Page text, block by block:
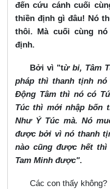
đến cứu cánh cuối
thiền định gì đâu! Nó
thôi. Mà cuối cùng
định.
Bởi vì "từ bi, Tâm
pháp thì thanh tịnh
Động Tâm thì nó có
Túc thì mới nhập bốn
Như Ý Túc mà. Nó
được bởi vì nó thanh
nào cũng được hết
Tam Minh được".
Các con thấy không?